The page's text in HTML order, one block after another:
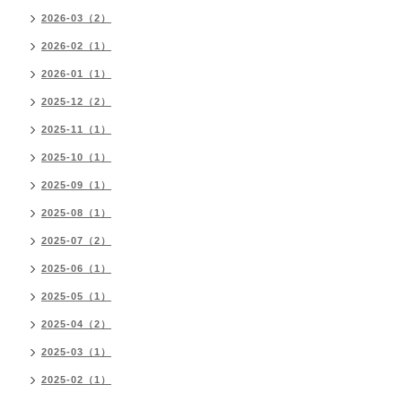
2026-03（2）
2026-02（1）
2026-01（1）
2025-12（2）
2025-11（1）
2025-10（1）
2025-09（1）
2025-08（1）
2025-07（2）
2025-06（1）
2025-05（1）
2025-04（2）
2025-03（1）
2025-02（1）